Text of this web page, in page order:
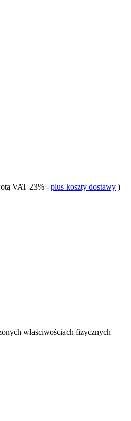
VAT 23% - plus koszty dostawy )
właściwościach fizycznych